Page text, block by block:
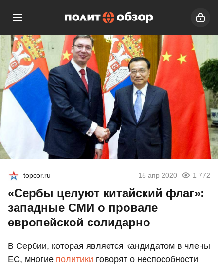
topcor.ru 15 апр 2020 1 772
«Сербы целуют китайский флаг»:
западные СМИ о провале
европейской солидарно
В Сербии, которая является кандидатом в члены
ЕС, многие политики говорят о неспособности